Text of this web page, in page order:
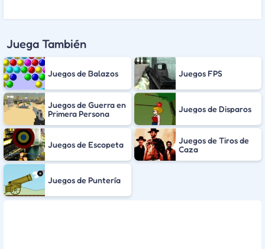
Juega También
Juegos de Balazos Juegos FPS
Juegos de Guerra en
Primera Persona
Juegos de Disparos
Juegos de Escopeta
Juegos de Tiros de
Caza
Juegos de Puntería